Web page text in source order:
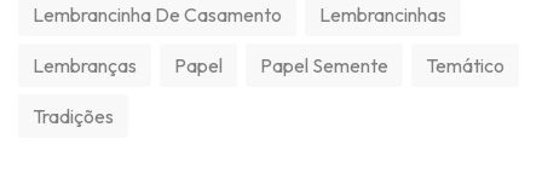
Lembrancinha De Casamento Lembrancinhas
Lembranças Papel Papel Semente Temático
Tradições